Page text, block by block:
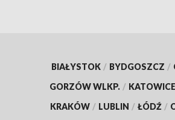
BIAŁYSTOK / BYDGOSZCZ /
GORZÓW WLKP. / KATOWICE
KRAKÓW / LUBLIN / ŁÓDŹ /